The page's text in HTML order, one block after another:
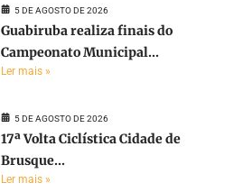
5 DE AGOSTO DE 2026
Guabiruba realiza finais do
Campeonato Municipal...
Ler mais »
5 DE AGOSTO DE 2026
17ª Volta Ciclística Cidade de
Brusque...
Ler mais »